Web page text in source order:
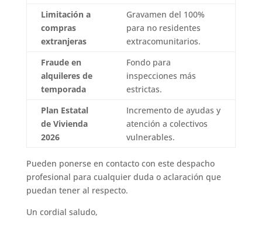
Limitación a
compras
extranjeras
Gravamen del 100%
para no residentes
extracomunitarios.
Fraude en
alquileres de
temporada
Fondo para
inspecciones más
estrictas.
Plan Estatal
de Vivienda
2026
Incremento de ayudas y
atención a colectivos
vulnerables.
Pueden ponerse en contacto con este despacho
profesional para cualquier duda o aclaración que
puedan tener al respecto.
Un cordial saludo,